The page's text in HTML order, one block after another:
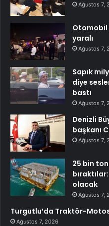
Ağustos 7,
Otomobil
yaralı
Ağustos 7,
Sapık
diye
bastı
Ağustos 7,
Denizli
başkanı
Ağustos 7,
25 bin
olacak
Ağustos 7,
Turgutlu’da Traktör-
Ağustos 7, 2026